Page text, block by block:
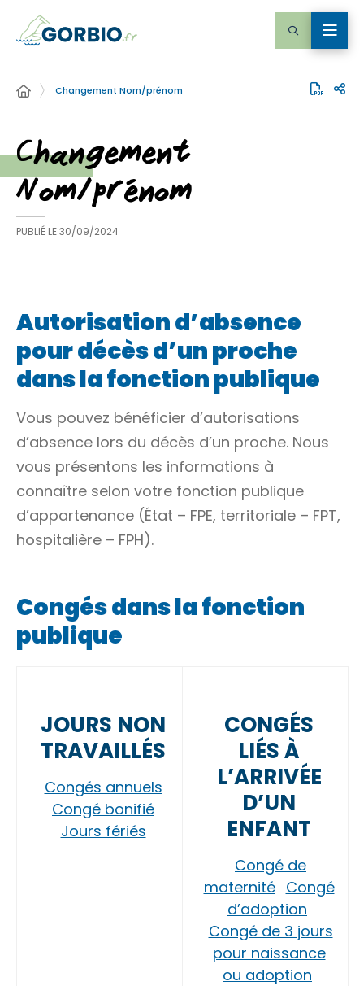
Changement Nom/prénom
Changement
Nom/prénom
PUBLIÉ LE30/09/2024
Autorisation d’absence
pour décès d’un proche
dans la fonction publique
Vous pouvez bénéficier d’autorisations
d’absence lors du décès d’un proche. Nous
vous présentons les informations à
connaître selon votre fonction publique
d’appartenance (État – FPE, territoriale – FPT,
hospitalière – FPH).
Congés dans la fonction
publique
JOURS NON
TRAVAILLÉS
Congés annuels
Congé bonifié
Jours fériés
CONGÉS
LIÉS À
L’ARRIVÉE
D’UN
ENFANT
Congé de
maternité Congé
d’adoption
Congé de 3 jours
pour naissance
ou adoption